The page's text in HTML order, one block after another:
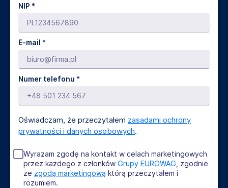
NIP *
E-mail *
Numer telefonu *
Oświadczam, że przeczytałem zasadami ochrony
prywatności i danych osobowych.
Wyrażam zgodę na kontakt w celach marketingowych
przez każdego z członków Grupy EUROWAG , zgodnie
ze zgodą marketingową którą przeczytałem i
rozumiem.